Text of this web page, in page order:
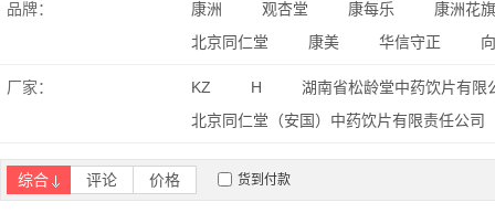
品牌： 康洲 观杏堂 康每乐
康洲花旗
北京同仁堂
康美 华信守正
厂家： KZ H
湖南省松龄堂中药饮片有限
北京同仁堂（安国）中药饮片有限责任公司
综合
评论 价格 货到付款